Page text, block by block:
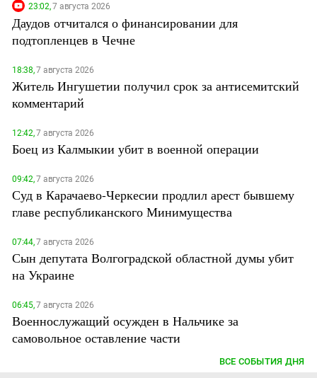
23:02,7 августа 2026
Даудов отчитался о финансировании для
подтопленцев в Чечне
18:38,7 августа 2026
Житель Ингушетии получил срок за антисемитский
комментарий
12:42,7 августа 2026
Боец из Калмыкии убит в военной операции
09:42,7 августа 2026
Суд в Карачаево-Черкесии продлил арест бывшему
главе республиканского Минимущества
07:44,7 августа 2026
Сын депутата Волгоградской областной думы убит
на Украине
06:45,7 августа 2026
Военнослужащий осужден в Нальчике за
самовольное оставление части
ВСЕ СОБЫТИЯ ДНЯ